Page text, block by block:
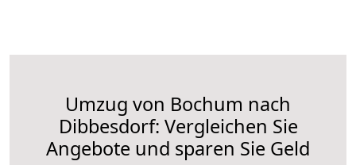
Umzug von Bochum nach
Dibbesdorf: Vergleichen Sie
Angebote und sparen Sie Geld